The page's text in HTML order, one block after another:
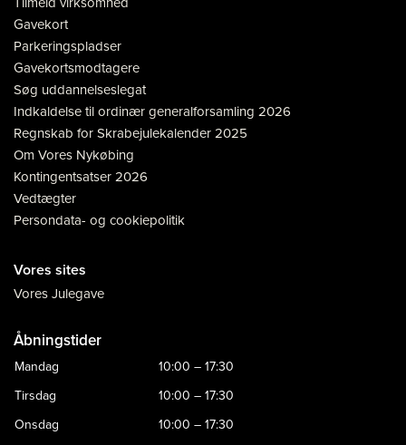
Gavekort
Parkeringspladser
Gavekortsmodtagere
Søg uddannelseslegat
Indkaldelse til ordinær generalforsamling 2026
Regnskab for Skrabejulekalender 2025
Om Vores Nykøbing
Kontingentsatser 2026
Vedtægter
Persondata- og cookiepolitik
Vores sites
Vores Julegave
Åbningstider
Mandag
10:00 – 17:30
Tirsdag
10:00 – 17:30
Onsdag
10:00 – 17:30